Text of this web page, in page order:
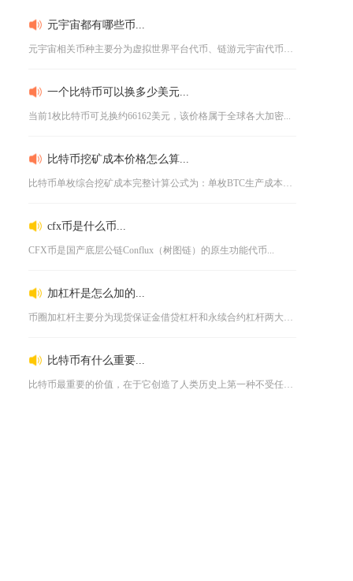
元宇宙都有哪些币...
元宇宙相关币种主要分为虚拟世界平台代币、链游元宇宙代币、元宇...
一个比特币可以换多少美元...
当前1枚比特币可兑换约66162美元，该价格属于全球各大加密...
比特币挖矿成本价格怎么算...
比特币单枚综合挖矿成本完整计算公式为：单枚BTC生产成本=（...
cfx币是什么币...
CFX币是国产底层公链Conflux（树图链）的原生功能代币...
加杠杆是怎么加的...
币圈加杠杆主要分为现货保证金借贷杠杆和永续合约杠杆两大类，二...
比特币有什么重要...
比特币最重要的价值，在于它创造了人类历史上第一种不受任何中心...